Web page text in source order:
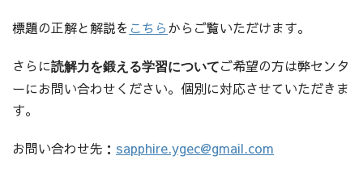
標題の正解と解説を こちら からご覧いただけます。
さらに読解力を鍛える学習についてご希望の方は弊センタ
ーにお問い合わせください。個別に対応させていただきま
す。
お問い合わせ先： sapphire.ygec@gmail.com